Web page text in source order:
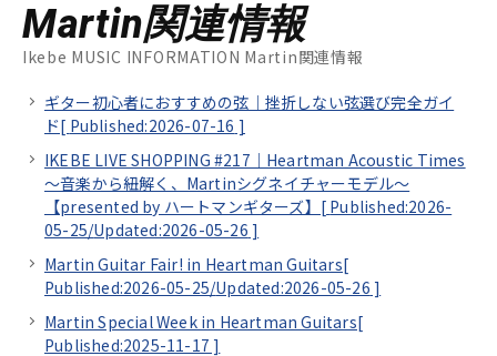
Martin関連情報
Ikebe MUSIC INFORMATION Martin関連情報
ギター初心者におすすめの弦｜挫折しない弦選び完全ガイ
ド[ Published:2026-07-16 ]
IKEBE LIVE SHOPPING #217｜Heartman Acoustic Times
～音楽から紐解く、Martinシグネイチャーモデル～
【presented by ハートマンギターズ】[ Published:2026-
05-25/Updated:2026-05-26 ]
Martin Guitar Fair! in Heartman Guitars[
Published:2026-05-25/Updated:2026-05-26 ]
Martin Special Week in Heartman Guitars[
Published:2025-11-17 ]